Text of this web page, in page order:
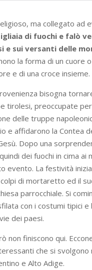
ma collegato ad
di fuochi e falò
e sui versanti delle
la forma di un cuore
e di una croce insieme.
bisogna
tirolesi, preoccupate
delle truppe
e affidarono la Contea
Dopo una
dei fuochi in cima ai
evento. La festività
di mortaretto ed il
parrocchiale. Si
con i costumi tipici e
dei paesi.
non finiscono qui.
che si svolgono
e Alto Adige.